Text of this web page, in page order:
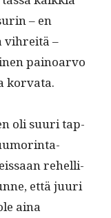
– en
vihre­itä –
pain­oar­vo
korvata.
oli suuri tap­
rehelli­
että juuri
aina